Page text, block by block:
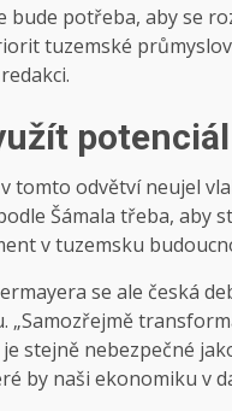
bude potřeba, aby se
tuzemské
potenciál
tomto odvětví neujel
Šámala třeba, aby
v tuzemsku
se ale česká
„Samozřejmě
stejně nebezpečné
by naši ekonomiku v